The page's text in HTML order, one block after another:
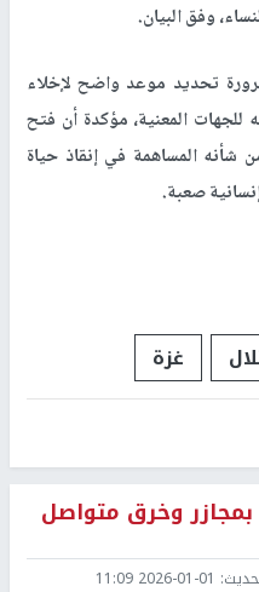
وفق البيان.
تحديد موعد واضح لإخلاء
المعنية، مؤكدة أن فتح
شأنه المساهمة في إنقاذ حياة
صعبة.
غزة
وخرق متواصل
2026-01-01 11:09